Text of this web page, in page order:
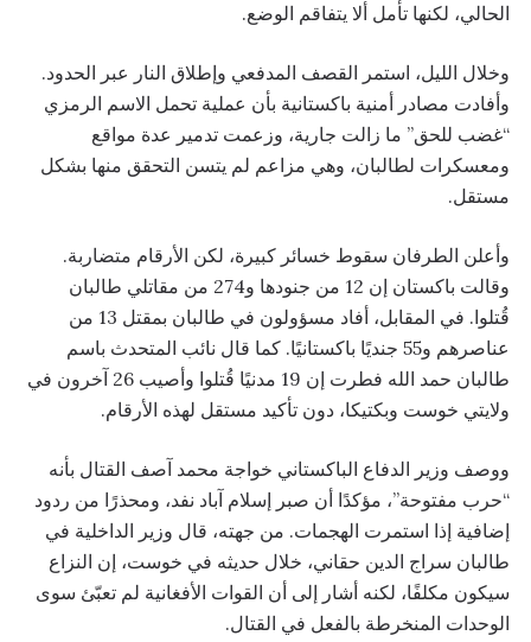
الحالي، لكنها تأمل ألا يتفاقم الوضع.
وخلال الليل، استمر القصف المدفعي وإطلاق النار عبر الحدود.
وأفادت مصادر أمنية باكستانية بأن عملية تحمل الاسم الرمزي
“غضب للحق” ما زالت جارية، وزعمت تدمير عدة مواقع
ومعسكرات لطالبان، وهي مزاعم لم يتسن التحقق منها بشكل
مستقل.
وأعلن الطرفان سقوط خسائر كبيرة، لكن الأرقام متضاربة.
وقالت باكستان إن 12 من جنودها و274 من مقاتلي طالبان
قُتلوا. في المقابل، أفاد مسؤولون في طالبان بمقتل 13 من
عناصرهم و55 جنديًا باكستانيًا. كما قال نائب المتحدث باسم
طالبان حمد الله فطرت إن 19 مدنيًا قُتلوا وأصيب 26 آخرون في
ولايتي خوست وبكتيكا، دون تأكيد مستقل لهذه الأرقام.
ووصف وزير الدفاع الباكستاني خواجة محمد آصف القتال بأنه
“حرب مفتوحة”، مؤكدًا أن صبر إسلام آباد نفد، ومحذرًا من ردود
إضافية إذا استمرت الهجمات. من جهته، قال وزير الداخلية في
طالبان سراج الدين حقاني، خلال حديثه في خوست، إن النزاع
سيكون مكلفًا، لكنه أشار إلى أن القوات الأفغانية لم تعبّئ سوى
الوحدات المنخرطة بالفعل في القتال.